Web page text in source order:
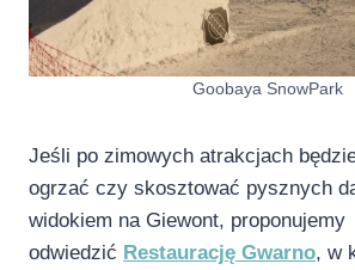
Goobaya SnowPark
Jeśli po zimowych atrakcjach
ogrzać czy skosztować pysznych
widokiem na Giewont, proponujemy
odwiedzić Restaurację Gwarno, w